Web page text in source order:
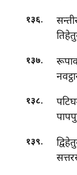
१३६.
१३७.
१३८.
१३९.